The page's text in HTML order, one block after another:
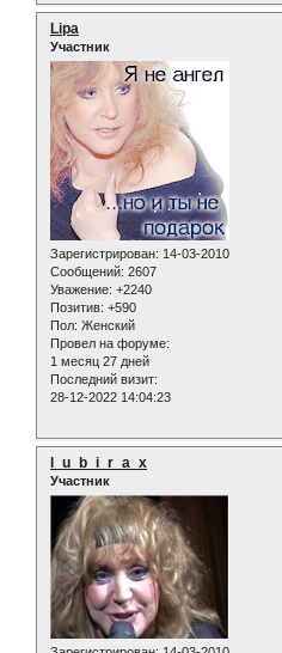
Lipa
Участник
Зарегистрирован: 14-03-2010
Сообщений: 2607
Уважение: +2240
Позитив: +590
Пол: Женский
Провел на форуме:
1 месяц 27 дней
Последний визит:
28-12-2022 14:04:23
l_u_b_i_r_a_x
Участник